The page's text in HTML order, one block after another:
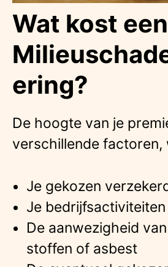
Wat kost een
ering?
De hoogte van je
verschillende factoren,
Je gekozen
Je bedrijfsactiviteiten
De aanwezigheid
stoffen of asbest